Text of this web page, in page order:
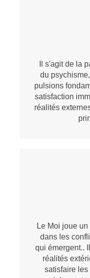
Il s'agit de la
du
pulsions
satisfaction
réalités
Le Moi joue
dans les
qui émergent..
réalités
satisfaire